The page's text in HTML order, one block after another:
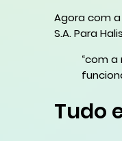
Agora com
S.A. Para
“com
Tudo